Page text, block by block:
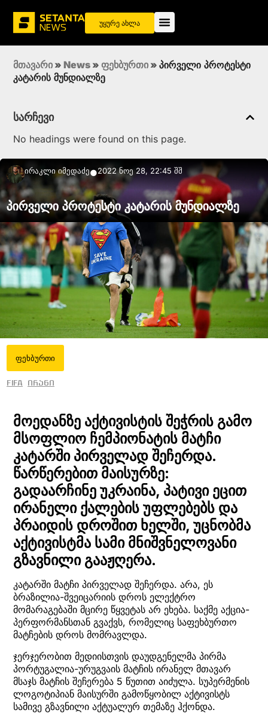
უყურე ახლა
მთავარი » News » ფეხბურთი » პირველი პროტესტი
კატარის მუნდიალზე
სარჩევი
No headings were found on this page.
Ირაკლი Იმედაძე●2022 ნოე 28, 22:45 შშ
პირველი პროტესტი კატარის მუნდიალზე
ფეხბურთი
FIFA ირანი
მოედანზე აქტივისტის შეჭრის გამო
მსოფლიო ჩემპიონატის მატჩი
კატარში პირველად შეჩერდა.
წარწერებით მაისურზე:
გადაარჩინე უკრაინა, პატივი ეცით
ირანელი ქალების უფლებებს და
პრაიდის დროშით ხელში, უცნობმა
აქტივისტმა სამი მნიშვნელოვანი
გზავნილი გააჟღერა.
კატარში მატჩი პირველად შეჩერდა. არა, ეს
ბრაზილია-შვეიცარიის დროს ელექტრო
მომარაგებაში მცირე წყვეტას არ ეხება. საქმე აქცია-
პერფორმანსთან გვაქვს, რომელიც საფეხბურთო
მატჩების დროს მომრავლდა.
ჯერჯერობით მედიისთვის დაუდგენელმა პირმა
პორტუგალია-ურუგვაის მატჩის ირანელ მთავარ
მსაჯს მატჩის შეჩერება 5 წუთით აიძულა. სუპერმენის
ლოგოტიპიან მაისურში გამოწყობილ აქტივისტს
სამივე გზავნილი აქტუალურ თემაზე ჰქონდა.